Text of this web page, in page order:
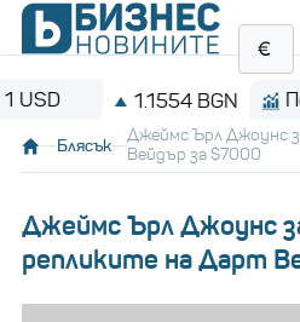
1.1554 BGN
Блясък
Джеймс Ърл Джоунс
Вейдър за $7000
Джеймс Ърл Джоунс
репликите на Дарт